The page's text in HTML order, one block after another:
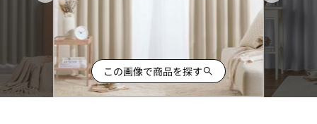
この画像で商品を探す